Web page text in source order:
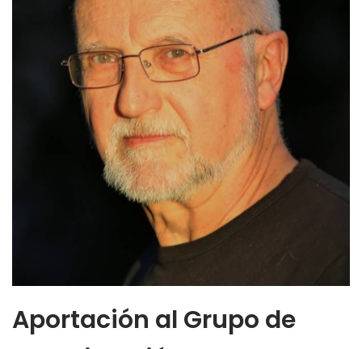
Aportación al Grupo de